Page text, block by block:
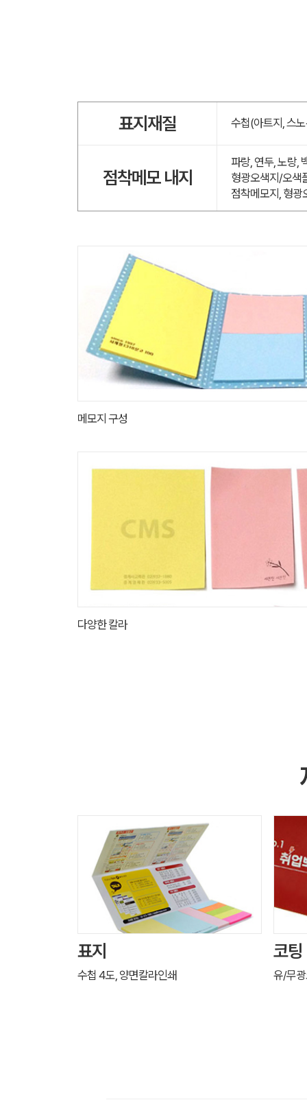
표지재질 수첩(아트지, 스
점착메모 내지
파랑, 연두, 노랑,
형광오색지/오색
점착메모지, 형광
메모지 구성
다양한 칼라
표지
수첩 4도, 양면칼라인쇄
코팅
유/무